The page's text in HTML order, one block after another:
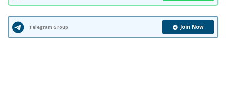
Telegram Group Join Now